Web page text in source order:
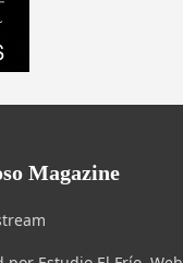
Magazine